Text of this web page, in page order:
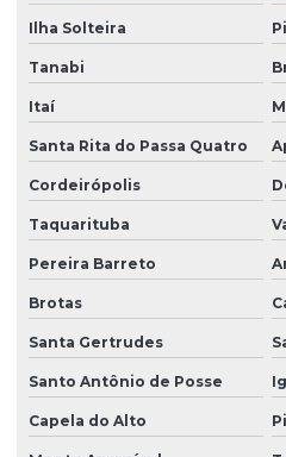
Ilha Solteira
Tanabi
Itaí
Santa Rita do Passa Quatro
Cordeirópolis
Taquarituba
Pereira Barreto
Brotas
Santa Gertrudes
Santo Antônio de Posse
Capela do Alto